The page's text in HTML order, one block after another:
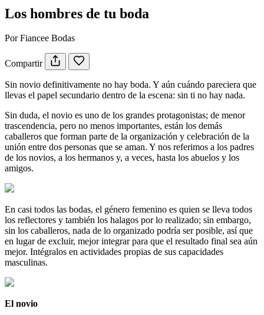
Los hombres de tu boda
Por Fiancee Bodas
Compartir
Sin novio definitivamente no hay boda. Y aún cuándo pareciera que
llevas el papel secundario dentro de la escena: sin ti no hay nada.
Sin duda, el novio es uno de los grandes protagonistas; de menor
trascendencia, pero no menos importantes, están los demás
caballeros que forman parte de la organización y celebración de la
unión entre dos personas que se aman. Y nos referimos a los padres
de los novios, a los hermanos y, a veces, hasta los abuelos y los
amigos.
En casi todos las bodas, el género femenino es quien se lleva todos
los reflectores y también los halagos por lo realizado; sin embargo,
sin los caballeros, nada de lo organizado podría ser posible, así que
en lugar de excluir, mejor integrar para que el resultado final sea aún
mejor. Intégralos en actividades propias de sus capacidades
masculinas.
El novio